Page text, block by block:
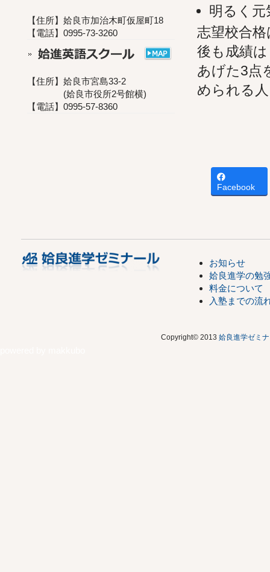
明るく
志望校合
後も成績
あげた3点
められる
Facebook
【住所】姶良市加治木町仮屋町18
【電話】0995-73-3260
【住所】姶良市宮島33-2
(姶良市役所2号館横)
【電話】0995-57-8360
お知らせ
姶良進学の勉
料金について
入塾までの流
Copyright© 2013 姶良進学ゼミ